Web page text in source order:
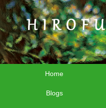
Home
Blogs